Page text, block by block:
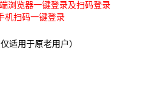
浏览器一键登录及扫码登录
机扫码一键登录
适用于原老用户）